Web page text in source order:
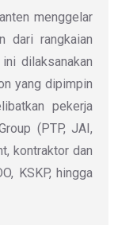
menggelar
dari rangkaian
dilaksanakan
yang dipimpin
pekerja
(PTP, JAI,
kontraktor dan
KSKP, hingga